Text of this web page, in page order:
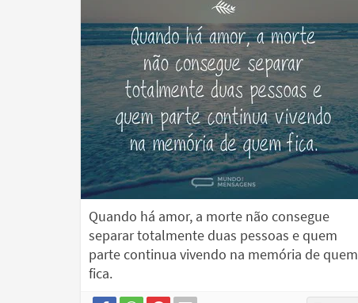
Quando há amor, a morte não consegue
separar totalmente duas pessoas e quem
parte continua vivendo na memória de quem
fica.